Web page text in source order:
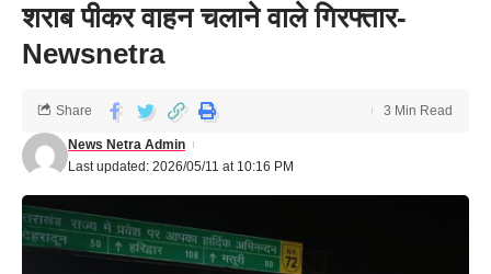
शराब पीकर वाहन चलाने वाले गिरफ्तार-
Newsnetra
Last updated: 2026/05/11 at 10:16 PM
News Netra Admin
Share 3 Min Read